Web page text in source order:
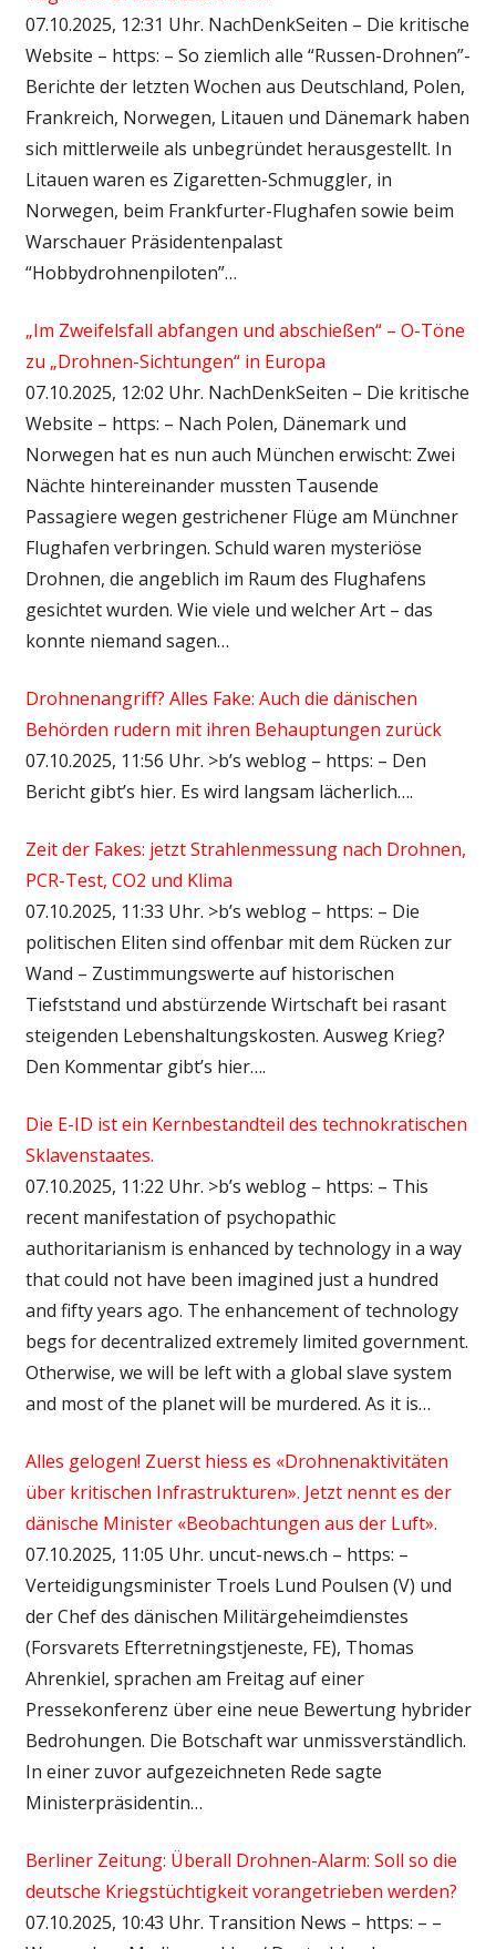
07.10.2025, 12:31 Uhr. NachDenkSeiten – Die kritische
Website – https: – So ziemlich alle “Russen-Drohnen”-
Berichte der letzten Wochen aus Deutschland, Polen,
Frankreich, Norwegen, Litauen und Dänemark haben
sich mittlerweile als unbegründet herausgestellt. In
Litauen waren es Zigaretten-Schmuggler, in
Norwegen, beim Frankfurter-Flughafen sowie beim
Warschauer Präsidentenpalast
“Hobbydrohnenpiloten”…
„Im Zweifelsfall abfangen und abschießen“ – O-Töne
zu „Drohnen-Sichtungen“ in Europa
07.10.2025, 12:02 Uhr. NachDenkSeiten – Die kritische
Website – https: – Nach Polen, Dänemark und
Norwegen hat es nun auch München erwischt: Zwei
Nächte hintereinander mussten Tausende
Passagiere wegen gestrichener Flüge am Münchner
Flughafen verbringen. Schuld waren mysteriöse
Drohnen, die angeblich im Raum des Flughafens
gesichtet wurden. Wie viele und welcher Art – das
konnte niemand sagen…
Drohnenangriff? Alles Fake: Auch die dänischen
Behörden rudern mit ihren Behauptungen zurück
07.10.2025, 11:56 Uhr. >b’s weblog – https: – Den
Bericht gibt’s hier. Es wird langsam lächerlich….
Zeit der Fakes: jetzt Strahlenmessung nach Drohnen,
PCR-Test, CO2 und Klima
07.10.2025, 11:33 Uhr. >b’s weblog – https: – Die
politischen Eliten sind offenbar mit dem Rücken zur
Wand – Zustimmungswerte auf historischen
Tiefststand und abstürzende Wirtschaft bei rasant
steigenden Lebenshaltungskosten. Ausweg Krieg?
Den Kommentar gibt’s hier….
Die E-ID ist ein Kernbestandteil des technokratischen
Sklavenstaates.
07.10.2025, 11:22 Uhr. >b’s weblog – https: – This
recent manifestation of psychopathic
authoritarianism is enhanced by technology in a way
that could not have been imagined just a hundred
and fifty years ago. The enhancement of technology
begs for decentralized extremely limited government.
Otherwise, we will be left with a global slave system
and most of the planet will be murdered. As it is…
Alles gelogen! Zuerst hiess es «Drohnenaktivitäten
über kritischen Infrastrukturen». Jetzt nennt es der
dänische Minister «Beobachtungen aus der Luft».
07.10.2025, 11:05 Uhr. uncut-news.ch – https: –
Verteidigungsminister Troels Lund Poulsen (V) und
der Chef des dänischen Militärgeheimdienstes
(Forsvarets Efterretningstjeneste, FE), Thomas
Ahrenkiel, sprachen am Freitag auf einer
Pressekonferenz über eine neue Bewertung hybrider
Bedrohungen. Die Botschaft war unmissverständlich.
In einer zuvor aufgezeichneten Rede sagte
Ministerpräsidentin…
Berliner Zeitung: Überall Drohnen-Alarm: Soll so die
deutsche Kriegstüchtigkeit vorangetrieben werden?
07.10.2025, 10:43 Uhr. Transition News – https: – –